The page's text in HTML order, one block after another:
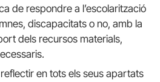
de respondre a l’escolarització
discapacitats o no, amb la
dels recursos materials,
en tots els seus apartats